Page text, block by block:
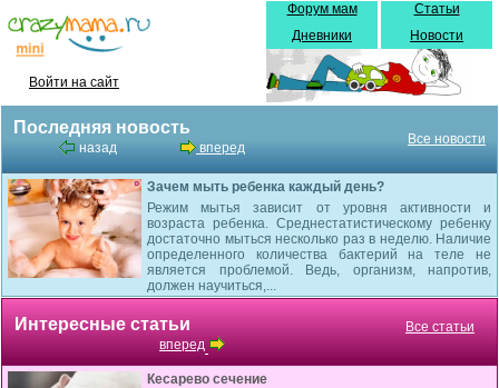
Войти на сайт
Форум мам
Дневники
Статьи
Новости
Последняя новость
назад вперед
Все новости
Зачем мыть ребенка каждый день?
Режим мытья зависит от уровня активности и
возраста ребенка. Среднестатистическому ребенку
достаточно мыться несколько раз в неделю. Наличие
определенного количества бактерий на теле не
является проблемой. Ведь, организм, напротив,
должен научиться,...
Интересные статьи
вперед
Все статьи
Кесарево сечение